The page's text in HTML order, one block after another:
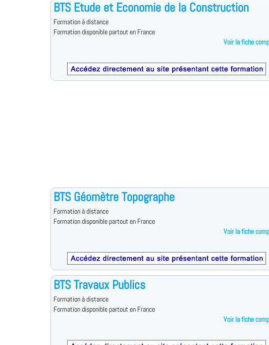
BTS Etude et Economie de la Construction
Formation à distance
Formation disponible partout en France
Voir la fiche
BTS Géomètre Topographe
Formation à distance
Formation disponible partout en France
Voir la fiche
BTS Travaux Publics
Formation à distance
Formation disponible partout en France
Voir la fiche